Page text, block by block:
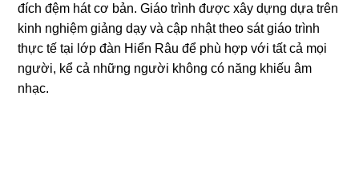
đích đệm hát cơ bản. Giáo trình được xây dựng dựa trên
kinh nghiệm giảng dạy và cập nhật theo sát giáo trình
thực tế tại lớp đàn Hiển Râu để phù hợp với tất cả mọi
người, kể cả những người không có năng khiếu âm
nhạc.